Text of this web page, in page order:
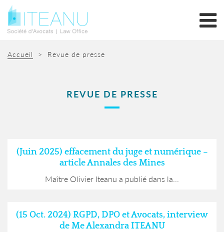
Accueil > Revue de presse
REVUE DE PRESSE
(Juin 2025) effacement du juge et numérique –
article Annales des Mines
Maître Olivier Iteanu a publié dans la...
(15 Oct. 2024) RGPD, DPO et Avocats, interview
de Me Alexandra ITEANU